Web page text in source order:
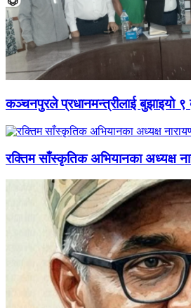
कञ्चनपुरले प्रधानमन्त्रीलाई बुझाइयो ९
रक्तिम साँस्कृतिक अभियानका अध्यक्ष